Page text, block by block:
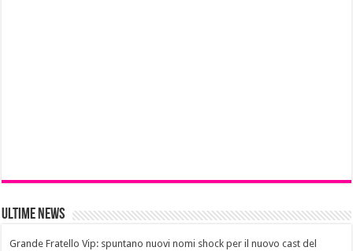
Ultime News
Grande Fratello Vip: spuntano nuovi nomi shock per il nuovo cast del